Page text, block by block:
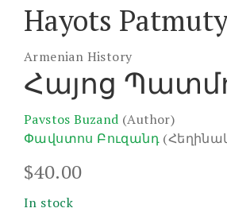
Hayots
Armenian History
Հայոց
Pavstos Buzand (Author)
Փավստոս Բուզանդ
$40.00
In stock